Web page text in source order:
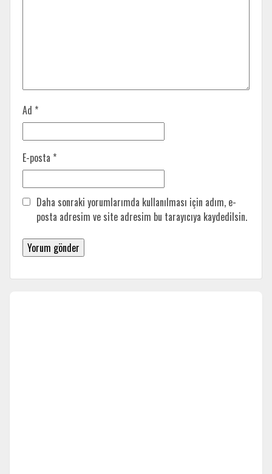
Ad *
E-posta *
Daha sonraki yorumlarımda kullanılması için adım, e-
posta adresim ve site adresim bu tarayıcıya kaydedilsin.